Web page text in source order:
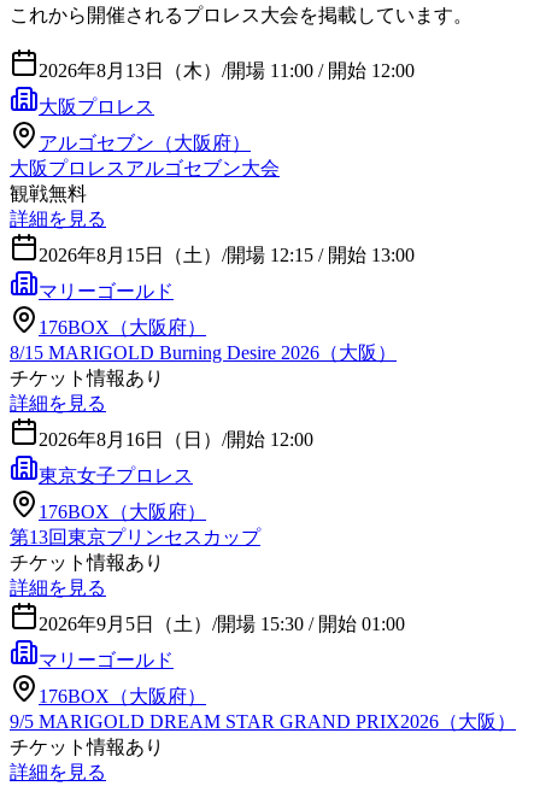
これから開催されるプロレス大会を掲載しています。
2026年8月13日（木） /開場 11:00 / 開始 12:00
大阪プロレス
アルゴセブン（大阪府）
大阪プロレスアルゴセブン大会
観戦無料
詳細を見る
2026年8月15日（土） /開場 12:15 / 開始 13:00
マリーゴールド
176BOX（大阪府）
8/15 MARIGOLD Burning Desire 2026（大阪）
チケット情報あり
詳細を見る
2026年8月16日（日） /開始 12:00
東京女子プロレス
176BOX（大阪府）
第13回東京プリンセスカップ
チケット情報あり
詳細を見る
2026年9月5日（土） /開場 15:30 / 開始 01:00
マリーゴールド
176BOX（大阪府）
9/5 MARIGOLD DREAM STAR GRAND PRIX2026（大阪）
チケット情報あり
詳細を見る